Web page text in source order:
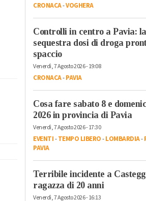
CRONACA-VOGHERA
Controlli in centro a Pavia:
sequestra dosi di droga
spaccio
Venerdì, 7 Agosto 2026 - 19:08
CRONACA-PAVIA
Cosa fare sabato 8 e
2026 in provincia di Pavia
Venerdì, 7 Agosto 2026 - 17:30
EVENTI-TEMPO LIBERO-LOMBARDIA-
PAVIA
Terribile incidente a
ragazza di 20 anni
Venerdì, 7 Agosto 2026 - 16:13